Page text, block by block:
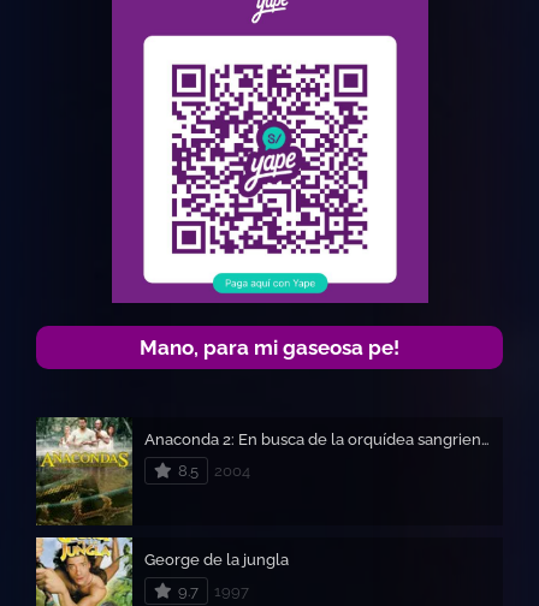
Mano, para mi gaseosa pe!
Anaconda 2: En busca de la orquídea sangrienta
8.5
2004
George de la jungla
9.7
1997